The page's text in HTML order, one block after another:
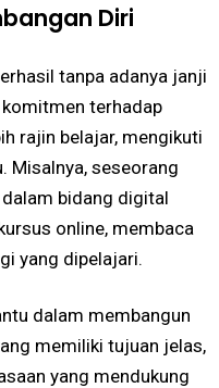
Diri
tanpa adanya janji
terhadap
rajin belajar, mengikuti
Misalnya, seseorang
bidang digital
online, membaca
yang dipelajari.
dalam membangun
memiliki tujuan jelas,
yang mendukung